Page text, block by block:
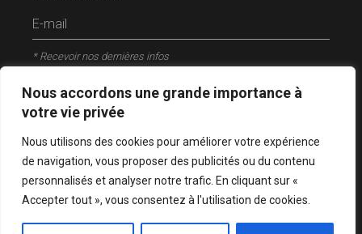
Nous accordons une grande importance à
votre vie privée
Nous utilisons des cookies pour améliorer votre expérience
de navigation, vous proposer des publicités ou du contenu
personnalisés et analyser notre trafic. En cliquant sur «
Accepter tout », vous consentez à l'utilisation de cookies.
* Recevoir nos dernières infos
ENVOYER